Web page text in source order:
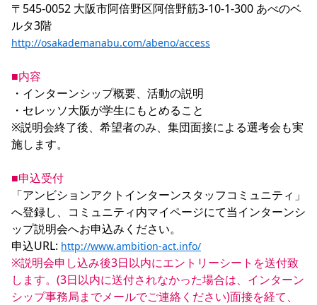
〒545-0052 大阪市阿倍野区阿倍野筋3-10-1-300 あべのベ
http://osakademanabu.com/abeno/access
■内容
・インターンシップ概要、活動の説明
・セレッソ大阪が学生にもとめること
※説明会終了後、希望者のみ、集団面接による選考会も実
施します。
■申込受付
「アンビションアクトインターンスタッフコミュニティ」
へ登録し、コミュニティ内マイページにて当インターンシ
ップ説明会へお申込みください。
申込URL: http://www.ambition-act.info/
※説明会申し込み後3日以内にエントリーシートを送付致
します。(3日以内に送付されなかった場合は、インターン
シップ事務局までメールでご連絡ください)面接を経て、